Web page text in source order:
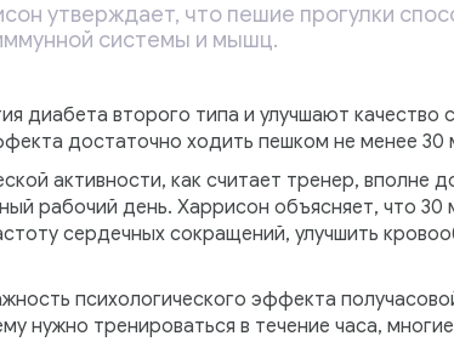
утверждает, что пешие прогулки
системы и мышц.
диабета второго типа и улучшают качество
достаточно ходить пешком не менее 30
активности, как считает тренер, вполне
рабочий день. Харрисон объясняет, что 30
сердечных сокращений, улучшить
психологического эффекта
нужно тренироваться в течение часа,